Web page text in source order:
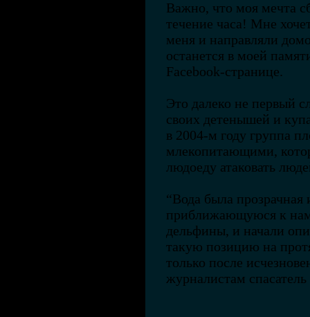
Важно, что моя мечта
течение часа! Мне
меня и направляли
останется в моей
Facebook-странице.
Это далеко не первый
своих детенышей и
в 2004-м году группа
млекопитающими,
людоеду атаковать
“Вода была прозрачная
приближающуюся к нам
дельфины, и начали
такую позицию на
только после
журналистам